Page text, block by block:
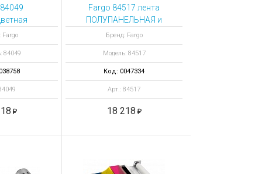
1/2 750
Fargo
84049
Fargo 84517 лента
ПОЛУПАНЕЛЬНАЯ и
чистящий валик
YMCKK 1/2YMCKK 1/2
750 отпечатков
Бренд: Fargo
Модель: 84517
Код: 0047334
Арт.: 84517
18 218